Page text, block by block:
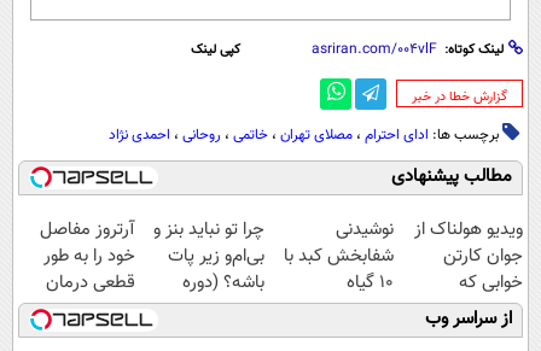
لینک کوتاه: کپی لینک
‌گزارش خطا در خبر
برچسب ها: ادای احترام ، مصلای تهران ، خاتمی ، روحانی ، احمدی نژاد
مطالب پیشنهادی
ویدیو هولناک از
جوان کارتن
خوابی که
میلیاردر شد.
آموزش رایگان
نوشیدنی
شفابخش کبد با
10 گیاه
موثر(تخفیف تا
امشب)
چرا تو نباید بنز و
بی‌ام‌و زیر پات
باشه؟ (دوره
رایگان درآمد
میلیاردی)
آرتروز مفاصل
خود را به طور
قطعی درمان
کنید!
◗پرسش‌نامه◖
از سراسر وب